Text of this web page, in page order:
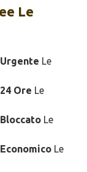
Le
Le
Ore Le
Le
Le